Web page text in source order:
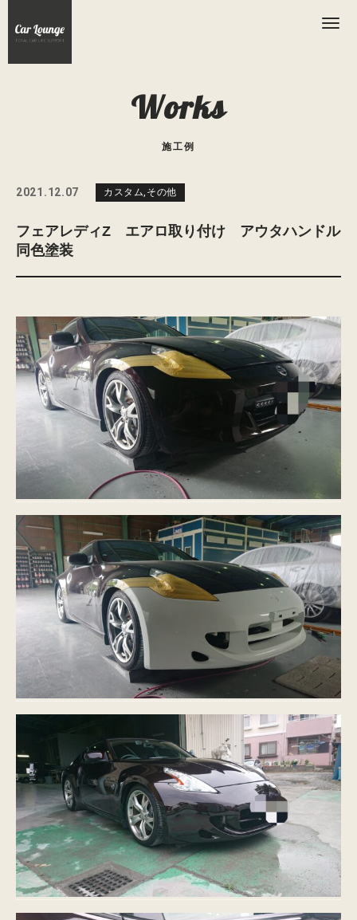
Works
施工例
フェアレディZ エアロ取り付け アウタハンドル
同色塗装
2021.12.07 カスタム, その他